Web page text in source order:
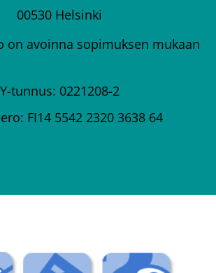
00530 Helsinki
on avoinna sopimuksen mukaan
Y-tunnus: 0221208-2
FI14 5542 2320 3638 64